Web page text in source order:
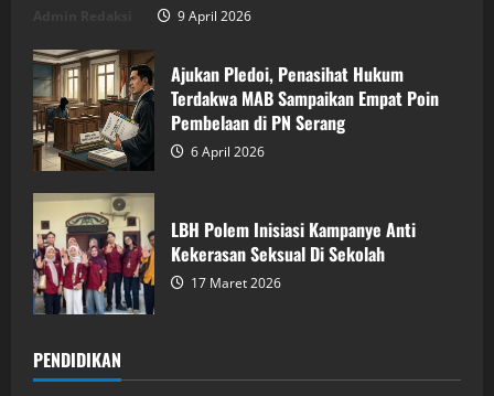
9 April 2026
Ajukan Pledoi, Penasihat Hukum
Terdakwa MAB Sampaikan Empat Poin
Pembelaan di PN Serang
6 April 2026
LBH Polem Inisiasi Kampanye Anti
Kekerasan Seksual Di Sekolah
17 Maret 2026
PENDIDIKAN